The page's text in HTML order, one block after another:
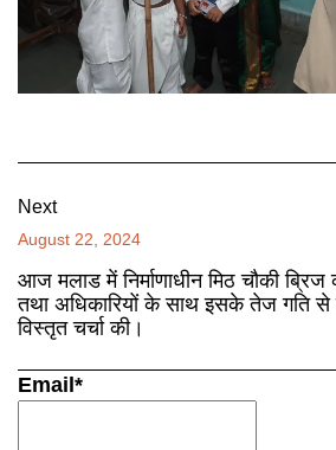
Next
August 22, 2024
आज मलाड में निर्माणाधीन मिठ चौकी
तथा अधिकारियों के साथ इसके तेज गति से
विस्तृत चर्चा की।
Email*